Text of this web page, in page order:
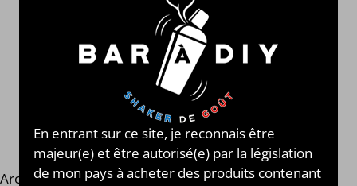
AromaZon® AromaZon®
En entrant sur ce site, je reconnais être
majeur(e) et être autorisé(e) par la législation
de mon pays à acheter des produits contenant